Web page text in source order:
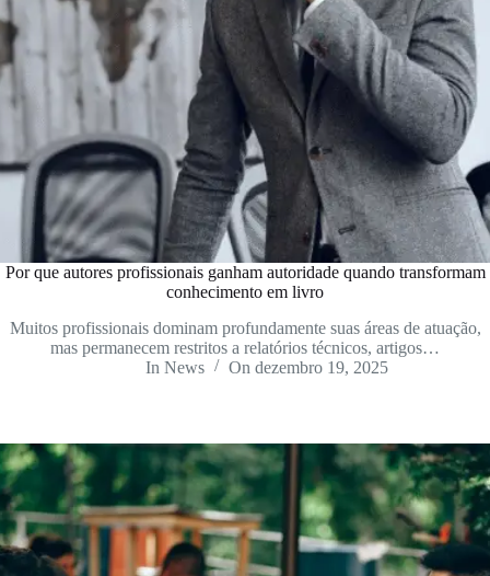
Por que autores profissionais ganham autoridade quando transformam
conhecimento em livro
Muitos profissionais dominam profundamente suas áreas de atuação,
mas permanecem restritos a relatórios técnicos, artigos…
In News On dezembro 19, 2025